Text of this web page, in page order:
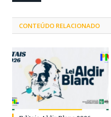
CONTEÚDO RELACIONADO